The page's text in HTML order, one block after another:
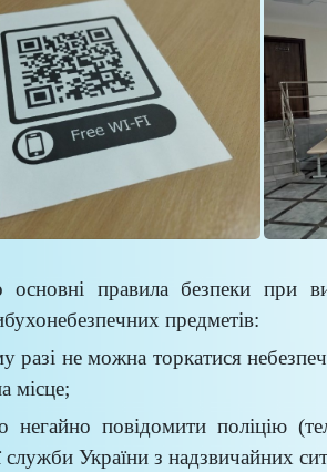
основні правила безпеки при
предметів:
разі не можна торкатися
місце;
негайно повідомити поліцію
України з надзвичайних